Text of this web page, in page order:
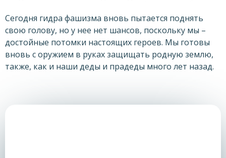
Сегодня гидра фашизма вновь пытается поднять
свою голову, но у нее нет шансов, поскольку мы –
достойные потомки настоящих героев. Мы готовы
вновь с оружием в руках защищать родную землю,
также, как и наши деды и прадеды много лет назад.